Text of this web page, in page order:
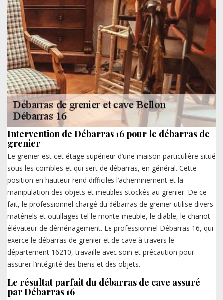
Intervention de Débarras 16 pour le débarras de
grenier
Le grenier est cet étage supérieur d’une maison particulière situé
sous les combles et qui sert de débarras, en général. Cette
position en hauteur rend difficiles l’acheminement et la
manipulation des objets et meubles stockés au grenier. De ce
fait, le professionnel chargé du débarras de grenier utilise divers
matériels et outillages tel le monte-meuble, le diable, le chariot
élévateur de déménagement. Le professionnel Débarras 16, qui
exerce le débarras de grenier et de cave à travers le
département 16210, travaille avec soin et précaution pour
assurer l’intégrité des biens et des objets.
Le résultat parfait du débarras de cave assuré
par Débarras 16